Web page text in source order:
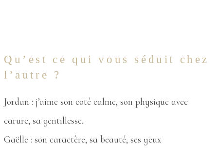
Qu’est ce qui vous séduit chez
l’autre ?
Jordan : j’aime son coté calme, son physique avec
carure, sa gentillesse.
Gaëlle : son caractère, sa beauté, ses yeux